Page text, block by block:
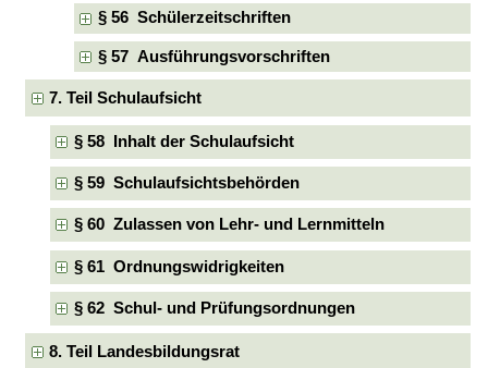
§ 56 Schülerzeitschriften
§ 57 Ausführungsvorschriften
7. Teil Schulaufsicht
§ 58 Inhalt der Schulaufsicht
§ 59 Schulaufsichtsbehörden
§ 60 Zulassen von Lehr- und Lernmitteln
§ 61 Ordnungswidrigkeiten
§ 62 Schul- und Prüfungsordnungen
8. Teil Landesbildungsrat